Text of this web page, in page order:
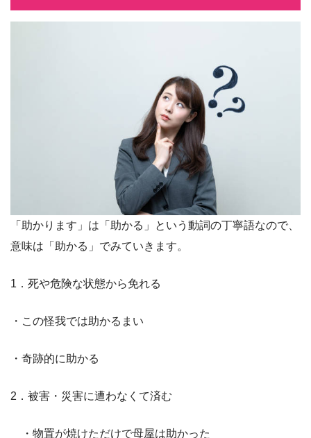
「助かります」は「助かる」という動詞の丁寧語なので、
意味は「助かる」でみていきます。
1．死や危険な状態から免れる
・この怪我では助かるまい
・奇跡的に助かる
2．被害・災害に遭わなくて済む
・物置が焼けただけで母屋は助かった